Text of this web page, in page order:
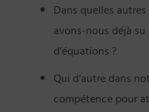
Dans quelles
avons-nous déjà
d’équations ?
Qui d’autre dans
compétence pour